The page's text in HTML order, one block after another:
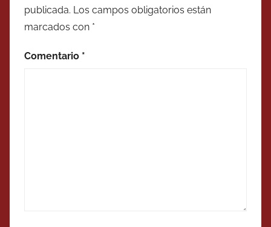
publicada. Los campos obligatorios están
marcados con *
Comentario *